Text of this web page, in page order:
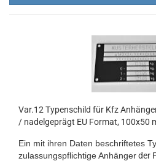
Var.12 Typenschild für Kfz
/ nadelgeprägt EU Format, 100x50
Ein mit ihren Daten beschriftetes
zulassungspflichtige Anhängerder